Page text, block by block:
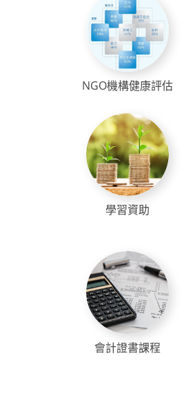
NGO機構健康評估
學習資助
會計證書課程